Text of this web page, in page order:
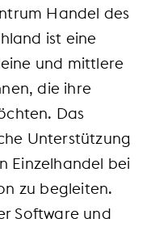
Handel des
ist eine
und mittlere
die ihre
Das
Unterstützung
Einzelhandel bei
zu begleiten.
Software und